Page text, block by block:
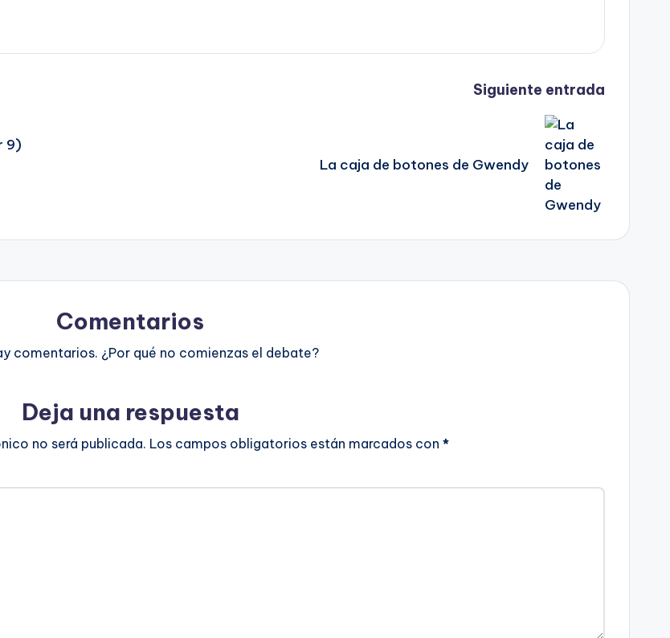
9)
Siguiente entrada
La caja de botones de Gwendy
Comentarios
comentarios. ¿Por qué no comienzas el debate?
Deja una respuesta
no será publicada. Los campos obligatorios están marcados con *